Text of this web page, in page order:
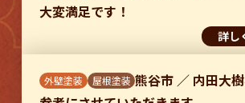
大変満足です！
詳し
外壁塗装 屋根塗装 熊谷市 ／ 内田大